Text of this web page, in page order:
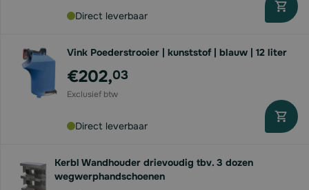
Direct leverbaar
Vink Poederstrooier | kunststof | blauw | 12 liter
€202,03
Direct leverbaar
Kerbl Wandhouder drievoudig tbv. 3 dozen
wegwerphandschoenen